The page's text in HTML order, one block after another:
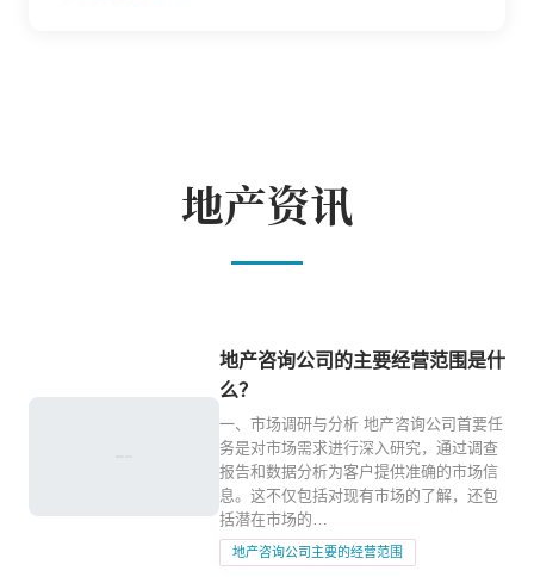
地产资讯
地产咨询公司的主要经营范围是什
么？
一、市场调研与分析 地产咨询公司首要任
务是对市场需求进行深入研究，通过调查
报告和数据分析为客户提供准确的市场信
息。这不仅包括对现有市场的了解，还包
括潜在市场的…
地产咨询公司主要的经营范围